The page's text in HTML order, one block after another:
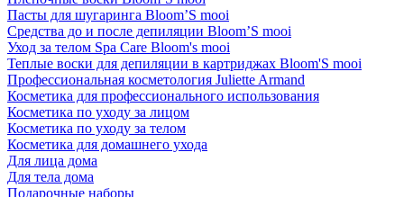
Пасты для шугаринга Bloom’S mooi
Средства до и после депиляции Bloom’S mooi
Уход за телом Spa Care Bloom's mooi
Теплые воски для депиляции в картриджах Bloom'S mooi
Профессиональная косметология Juliette Armand
Косметика для профессионального использования
Косметика по уходу за лицом
Косметика по уходу за телом
Косметика для домашнего ухода
Для лица дома
Для тела дома
Подарочные наборы